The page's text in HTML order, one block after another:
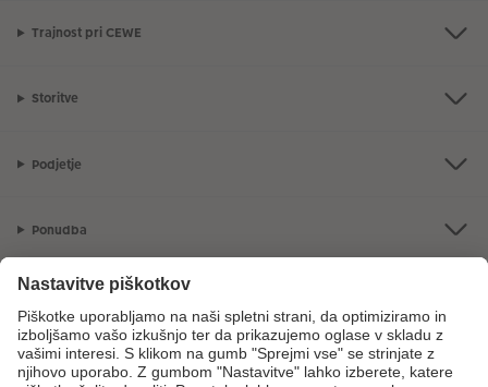
Trajnost pri CEWE
Storitve
Podjetje
Ponudba
CEWE Fotosvet